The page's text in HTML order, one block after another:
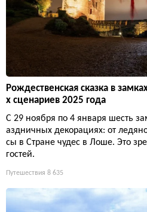
Рождественская сказка в
х сценариев 2025 года
С 29 ноября по 4 января шесть
аздничных декорациях: от
сы в Стране чудес в Лоше. Это
гостей.
Путешествия 8 635